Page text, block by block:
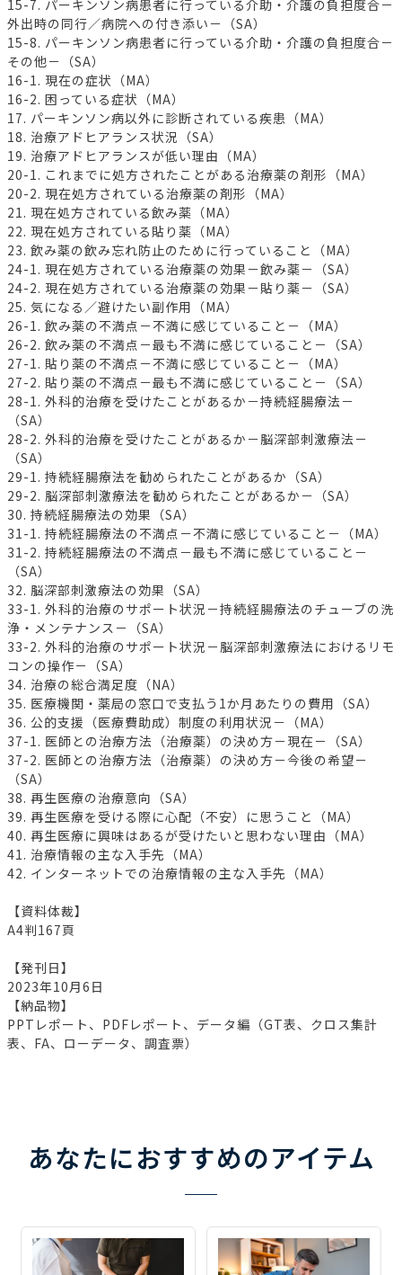
15-7. パーキンソン病患者に行っている介助・介護の負担度合－
外出時の同行／病院への付き添い－（SA）
15-8. パーキンソン病患者に行っている介助・介護の負担度合－
その他－（SA）
16-1. 現在の症状（MA）
16-2. 困っている症状（MA）
17. パーキンソン病以外に診断されている疾患（MA）
18. 治療アドヒアランス状況（SA）
19. 治療アドヒアランスが低い理由（MA）
20-1. これまでに処方されたことがある治療薬の剤形（MA）
20-2. 現在処方されている治療薬の剤形（MA）
21. 現在処方されている飲み薬（MA）
22. 現在処方されている貼り薬（MA）
23. 飲み薬の飲み忘れ防止のために行っていること（MA）
24-1. 現在処方されている治療薬の効果－飲み薬－（SA）
24-2. 現在処方されている治療薬の効果－貼り薬－（SA）
25. 気になる／避けたい副作用（MA）
26-1. 飲み薬の不満点－不満に感じていること－（MA）
26-2. 飲み薬の不満点－最も不満に感じていること－（SA）
27-1. 貼り薬の不満点－不満に感じていること－（MA）
27-2. 貼り薬の不満点－最も不満に感じていること－（SA）
28-1. 外科的治療を受けたことがあるか－持続経腸療法－
（SA）
28-2. 外科的治療を受けたことがあるか－脳深部刺激療法－
（SA）
29-1. 持続経腸療法を勧められたことがあるか（SA）
29-2. 脳深部刺激療法を勧められたことがあるか－（SA）
30. 持続経腸療法の効果（SA）
31-1. 持続経腸療法の不満点－不満に感じていること－（MA）
31-2. 持続経腸療法の不満点－最も不満に感じていること－
（SA）
32. 脳深部刺激療法の効果（SA）
33-1. 外科的治療のサポート状況－持続経腸療法のチューブの洗
浄・メンテナンス－（SA）
33-2. 外科的治療のサポート状況－脳深部刺激療法におけるリモ
コンの操作－（SA）
34. 治療の総合満足度（NA）
35. 医療機関・薬局の窓口で支払う1か月あたりの費用（SA）
36. 公的支援（医療費助成）制度の利用状況－（MA）
37-1. 医師との治療方法（治療薬）の決め方－現在－（SA）
37-2. 医師との治療方法（治療薬）の決め方－今後の希望－
（SA）
38. 再生医療の治療意向（SA）
39. 再生医療を受ける際に心配（不安）に思うこと（MA）
40. 再生医療に興味はあるが受けたいと思わない理由（MA）
41. 治療情報の主な入手先（MA）
42. インターネットでの治療情報の主な入手先（MA）
【資料体裁】
A4判167頁
【発刊日】
2023年10月6日
【納品物】
PPTレポート、PDFレポート、データ編（GT表、クロス集計
表、FA、ローデータ、調査票）
あなたにおすすめのアイテム